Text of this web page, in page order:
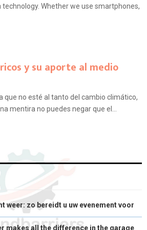
technology. Whether we use smartphones,
y su aporte al medio
que no esté al tanto del cambio climático,
mentira no puedes negar que el...
weer: zo bereidt u uw evenement voor
makes all the difference in the garage